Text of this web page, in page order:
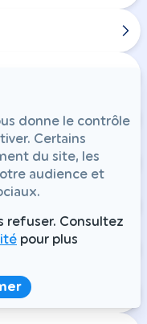
donne le contrôle
Certains
du site, les
audience et
refuser. Consultez
pour plus